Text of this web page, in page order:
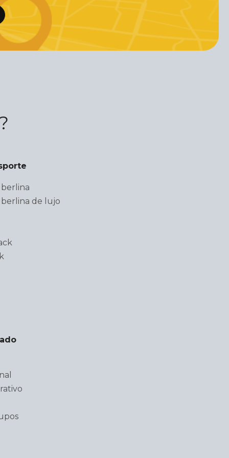
berlina
berlina de lujo